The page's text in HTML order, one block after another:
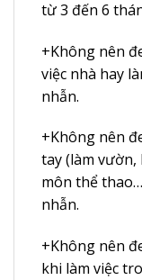
từ 3 đến 6
+Không nên
việc nhà hay
nhẫn.
+Không nên
tay (làm vườn,
môn thể
nhẫn.
+Không nên
khi làm việc